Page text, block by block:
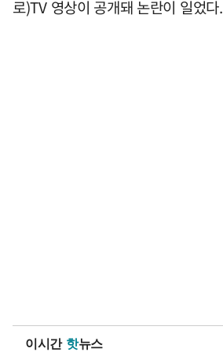
로)TV 영상이 공개돼 논란이 일었다.
이시간 핫뉴스